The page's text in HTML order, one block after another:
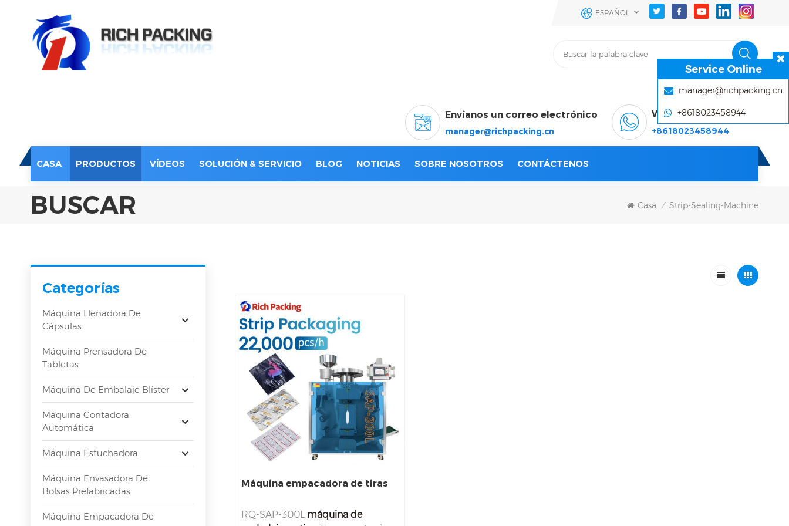
ESPAÑOL
Envíanos un correo electrónico
manager@richpacking.cn
WhatsApp & Wechat
+8618023458944
CASA PRODUCTOS VÍDEOS SOLUCIÓN & SERVICIO BLOG NOTICIAS SOBRE NOSOTROS CONTÁCTENOS
BUSCAR Casa / Strip-Sealing-Machine
Categorías
Máquina Llenadora De
Cápsulas
Máquina Prensadora De
Tabletas
Máquina De Embalaje Blíster
Máquina Contadora
Automática
Máquina Estuchadora
Máquina Envasadora De
Bolsas Prefabricadas
Máquina Empacadora De
Máquina empacadora de tiras
RQ-SAP-300L máquina de
Service Online
manager@richpacking.cn
+8618023458944